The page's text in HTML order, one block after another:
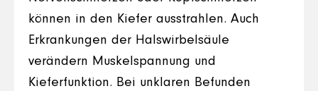
können in den Kiefer ausstrahlen. Auch
Erkrankungen der Halswirbelsäule
verändern Muskelspannung und
Kieferfunktion. Bei unklaren Befunden